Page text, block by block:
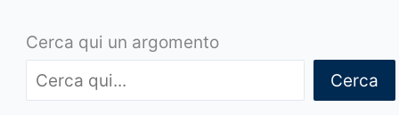
Cerca qui un argomento
Cerca